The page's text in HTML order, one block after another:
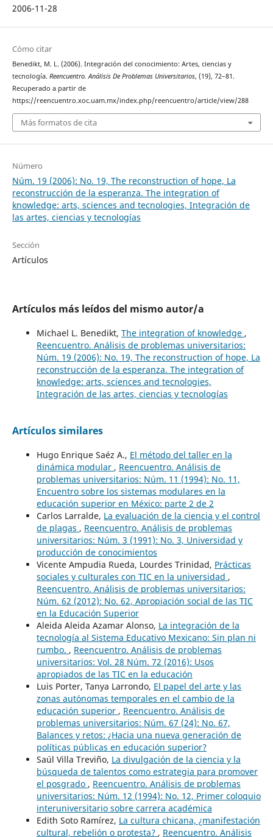
2006-11-28
Cómo citar
Benedikt, M. L. (2006). Integración del conocimiento: Artes, ciencias y
tecnología. Reencuentro. Análisis De Problemas Universitarios, (19), 72–81.
Recuperado a partir de
https://reencuentro.xoc.uam.mx/index.php/reencuentro/article/view/288
Más formatos de cita
Número
Núm. 19 (2006): No. 19, The reconstruction of hope, La
reconstrucción de la esperanza. The integration of
knowledge: arts, sciences and tecnologies, Integración de
las artes, ciencias y tecnologías
Sección
Artículos
Artículos más leídos del mismo autor/a
Michael L. Benedikt, The integration of knowledge ,
Reencuentro. Análisis de problemas universitarios:
Núm. 19 (2006): No. 19, The reconstruction of hope, La
reconstrucción de la esperanza. The integration of
knowledge: arts, sciences and tecnologies,
Integración de las artes, ciencias y tecnologías
Artículos similares
Hugo Enrique Saéz A., El método del taller en la
dinámica modular , Reencuentro. Análisis de
problemas universitarios: Núm. 11 (1994): No. 11,
Encuentro sobre los sistemas modulares en la
educación superior en México: parte 2 de 2
Carlos Larralde, La evaluación de la ciencia y el control
de plagas , Reencuentro. Análisis de problemas
universitarios: Núm. 3 (1991): No. 3, Universidad y
producción de conocimientos
Vicente Ampudia Rueda, Lourdes Trinidad, Prácticas
sociales y culturales con TIC en la universidad ,
Reencuentro. Análisis de problemas universitarios:
Núm. 62 (2012): No. 62, Apropiación social de las TIC
en la Educación Superior
Aleida Aleida Azamar Alonso, La integración de la
tecnología al Sistema Educativo Mexicano: Sin plan ni
rumbo. , Reencuentro. Análisis de problemas
universitarios: Vol. 28 Núm. 72 (2016): Usos
apropiados de las TIC en la educación
Luis Porter, Tanya Larrondo, El papel del arte y las
zonas autónomas temporales en el cambio de la
educación superior , Reencuentro. Análisis de
problemas universitarios: Núm. 67 (24): No. 67,
Balances y retos: ¿Hacia una nueva generación de
políticas públicas en educación superior?
Saúl Villa Treviño, La divulgación de la ciencia y la
búsqueda de talentos como estrategia para promover
el posgrado , Reencuentro. Análisis de problemas
universitarios: Núm. 12 (1994): No. 12, Primer coloquio
interuniversitario sobre carrera académica
Edith Soto Ramírez, La cultura chicana, ¿manifestación
cultural, rebelión o protesta? , Reencuentro. Análisis